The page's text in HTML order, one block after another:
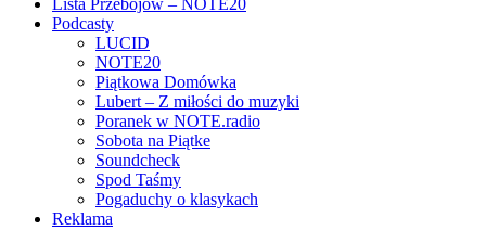
Lista Przebojów – NOTE20
Podcasty
LUCID
NOTE20
Piątkowa Domówka
Lubert – Z miłości do muzyki
Poranek w NOTE.radio
Sobota na Piątke
Soundcheck
Spod Taśmy
Pogaduchy o klasykach
Reklama